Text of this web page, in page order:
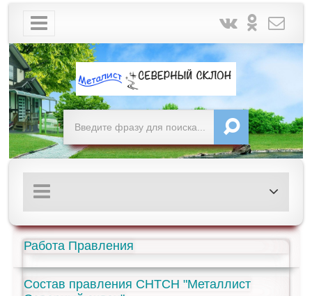
Работа Правления
Состав правления СНТСН "Металлист